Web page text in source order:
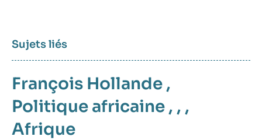
Sujets liés
François Hollande ,
Politique africaine , , ,
Afrique